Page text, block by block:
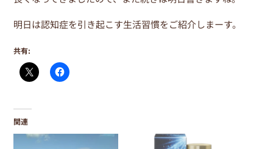
明日は認知症を引き起こす生活習慣をご紹介しまーす。
共有:
関連